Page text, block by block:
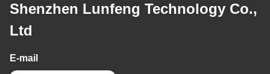
Shenzhen Lunfeng Technology Co.,
Ltd
E-mail